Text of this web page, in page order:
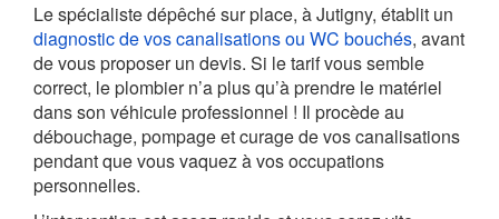
Le spécialiste dépêché sur place, à Jutigny, établit un
diagnostic de vos canalisations ou WC bouchés, avant
de vous proposer un devis. Si le tarif vous semble
correct, le plombier n’a plus qu’à prendre le matériel
dans son véhicule professionnel ! Il procède au
débouchage, pompage et curage de vos canalisations
pendant que vous vaquez à vos occupations
personnelles.